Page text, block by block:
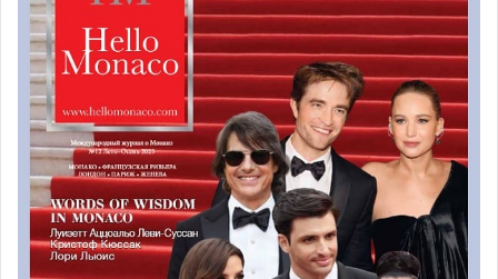
Top Marques, который британский Bloomberg окрестил
как «единственное в мире эксклюзивное шоу машин
класса люкс», представит в этом году с дюжину
захватывающих дух новинок, включая Icona Vulcano—
первый в мире супер-автокар, полностью сделанный из
титана. Высочайшая устойчивость и прочность
материала делают эту машину новой вехой в